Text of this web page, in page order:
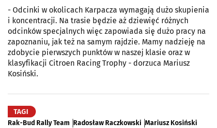
- Odcinki w okolicach Karpacza wymagają dużo skupienia
i koncentracji. Na trasie będzie aż dziewięć różnych
odcinków specjalnych więc zapowiada się dużo pracy na
zapoznaniu, jak też na samym rajdzie. Mamy nadzieję na
zdobycie pierwszych punktów w naszej klasie oraz w
klasyfikacji Citroen Racing Trophy - dorzuca Mariusz
Kosiński.
TAGI
Rak-Bud Rally Team Radosław Raczkowski Mariusz Kosiński